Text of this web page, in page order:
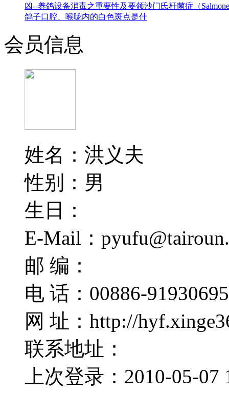
凶--养鸽设备消毒之重要性及要领沙门氏杆菌症（
鸽子口腔、喉咙内的白色斑点是什
会员信息
姓名：洪义夫
性别：男
生日：
E-Mail：
邮 编：
电 话：00886-
网 址：http://
联系地址：
上次登录：2010-05-07